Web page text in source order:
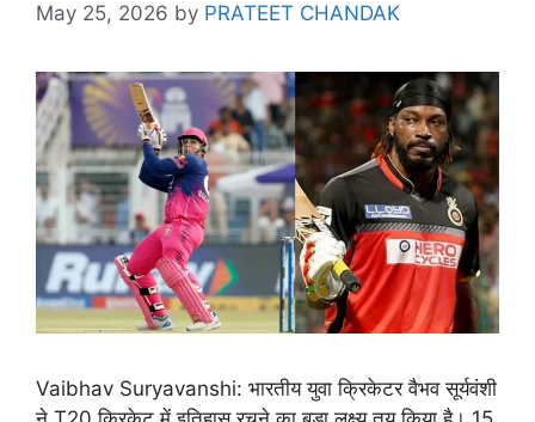
May 25, 2026 by PRATEET CHANDAK
Vaibhav Suryavanshi: भारतीय युवा क्रिकेटर वैभव सूर्यवंशी